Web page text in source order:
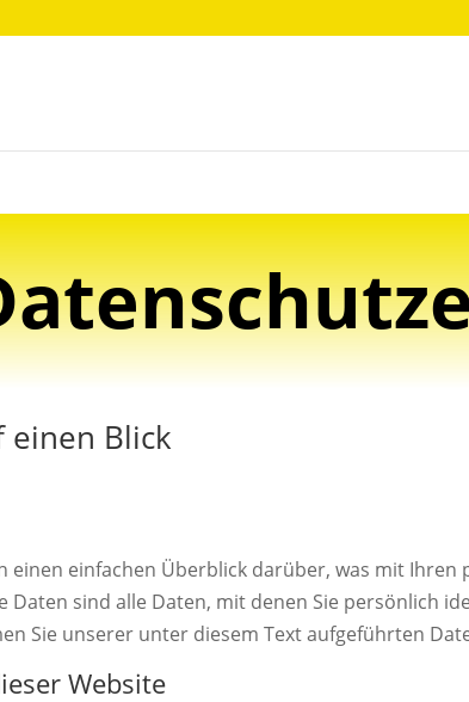
einen Blick
einen einfachen Überblick darüber, was mit
Daten sind alle Daten, mit denen Sie persönlich
Sie unserer unter diesem Text aufgeführten
Website